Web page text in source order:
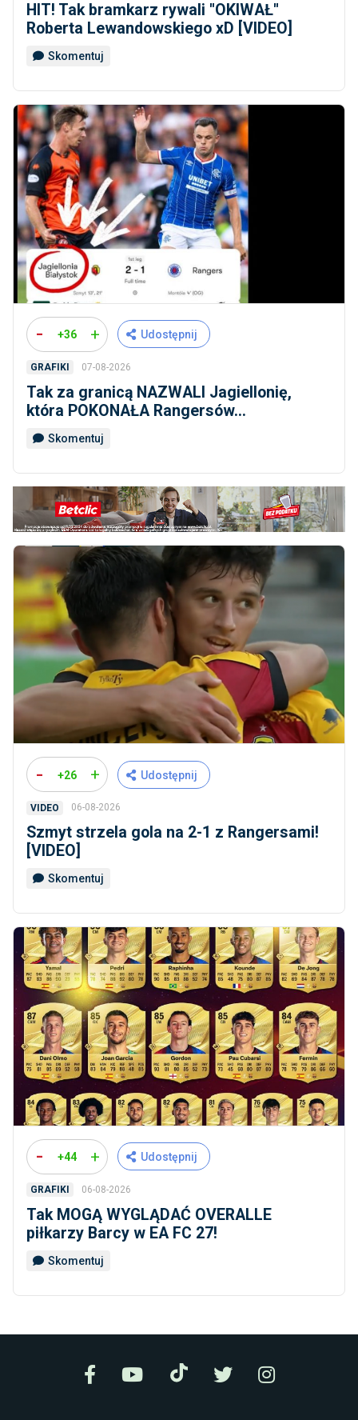
HIT! Tak bramkarz rywali ''OKIWAŁ''
Roberta Lewandowskiego xD [VIDEO]
Skomentuj
- +36 + Udostępnij
GRAFIKI 07-08-2026
Tak za granicą NAZWALI Jagiellonię,
która POKONAŁA Rangersów...
Skomentuj
- +26 + Udostępnij
VIDEO 06-08-2026
Szmyt strzela gola na 2-1 z Rangersami!
[VIDEO]
Skomentuj
- +44 + Udostępnij
GRAFIKI 06-08-2026
Tak MOGĄ WYGLĄDAĆ OVERALLE
piłkarzy Barcy w EA FC 27!
Skomentuj